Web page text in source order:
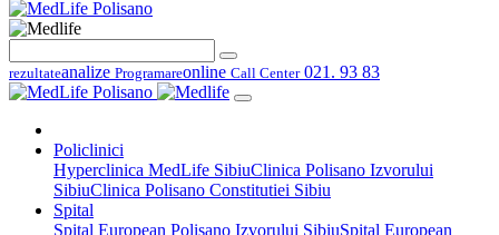
rezultateanalize Programareonline Call Center021. 93 83
Policlinici
Hyperclinica MedLife SibiuClinica Polisano Izvorului
SibiuClinica Polisano Constitutiei Sibiu
Spital
Spital European Polisano Izvorului SibiuSpital European